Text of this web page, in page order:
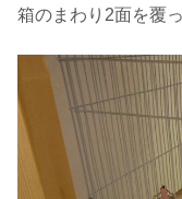
箱のまわり2面を覆